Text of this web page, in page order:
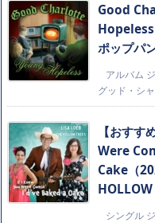
Good
Hopeless
ポップパ
アルバム
グッド・シ
【おす
Were
Cake（
HOLLOW
シングル